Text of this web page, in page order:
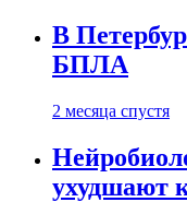
В
БПЛА
2 месяца спустя
ухудшают